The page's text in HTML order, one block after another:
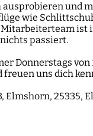
und
wie
ist
passiert.
Donnerstags von
freuen uns dich
Elmshorn, 25335,